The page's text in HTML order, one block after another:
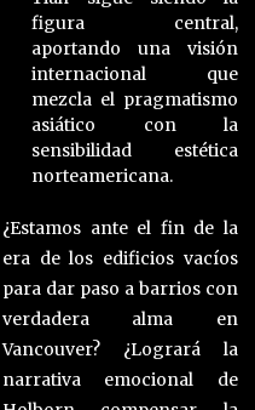
figura central,
aportando una visión
internacional que
mezcla el pragmatismo
asiático con la
sensibilidad estética
norteamericana.
¿Estamos ante el fin de la
era de los edificios vacíos
para dar paso a barrios con
verdadera alma en
Vancouver? ¿Logrará la
narrativa emocional de